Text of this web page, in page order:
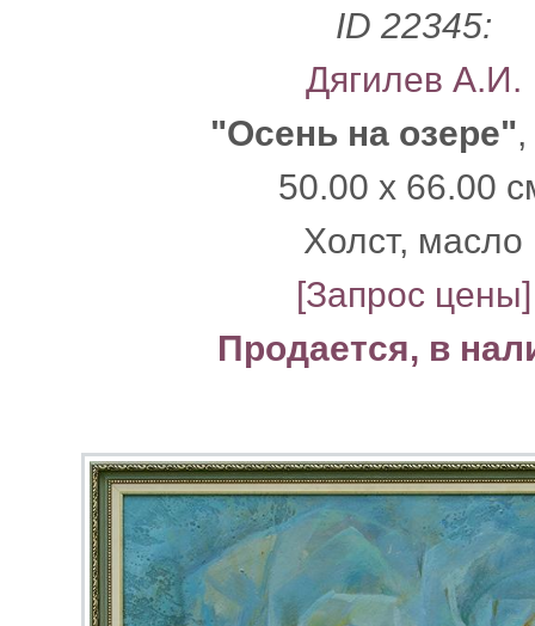
ID 22345:
Дягилев А.И.
"Осень на озере"
50.00 x 66.00
Xолст, масло
[Запрос цены]
Продается, в